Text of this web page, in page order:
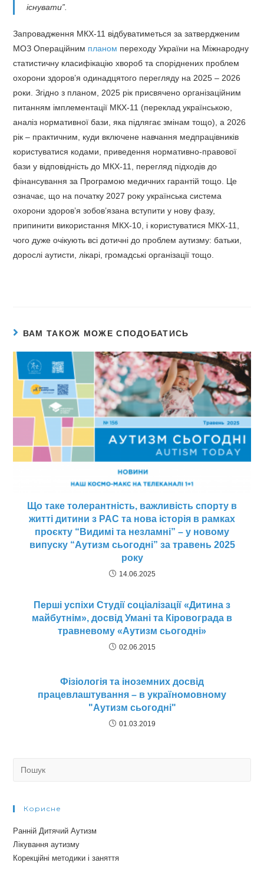
існувати”.
Запровадження МКХ-11 відбуватиметься за затвердженим
МОЗ Операційним планом переходу України на Міжнародну
статистичну класифікацію хвороб та споріднених проблем
охорони здоров’я одинадцятого перегляду на 2025 – 2026
роки. Згідно з планом, 2025 рік присвячено організаційним
питанням імплементації МКХ-11 (переклад українською,
аналіз нормативної бази, яка підлягає змінам тощо), а 2026
рік – практичним, куди включене навчання медпрацівників
користуватися кодами, приведення нормативно-правової
бази у відповідність до МКХ-11, перегляд підходів до
фінансування за Програмою медичних гарантій тощо. Це
означає, що на початку 2027 року українська система
охорони здоров’я зобов’язана вступити у нову фазу,
припинити використання МКХ-10, і користуватися МКХ-11,
чого дуже очікують всі дотичні до проблем аутизму: батьки,
дорослі аутисти, лікарі, громадські організації тощо.
ВАМ ТАКОЖ МОЖЕ СПОДОБАТИСЬ
Що таке толерантність, важливість спорту в
житті дитини з РАС та нова історія в рамках
проєкту “Видимі та незламні” – у новому
випуску “Аутизм сьогодні” за травень 2025
року
14.06.2025
Перші успіхи Студії соціалізації «Дитина з
майбутнім», досвід Умані та Кіровограда в
травневому «Аутизм сьогодні»
02.06.2015
Фізіологія та іноземних досвід
працевлаштування – в україномовному
"Аутизм сьогодні"
01.03.2019
Корисне
Ранній Дитячий Аутизм
Лікування аутизму
Корекційні методики і заняття